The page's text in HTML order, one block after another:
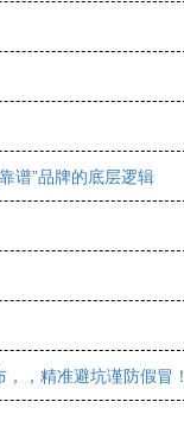
谱”品牌的底层逻辑
，精准避坑谨防假冒！